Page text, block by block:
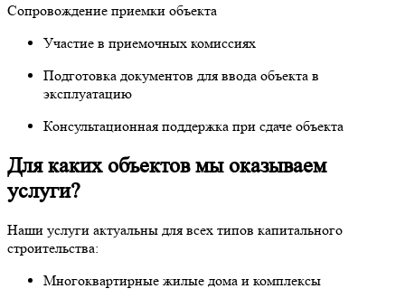
Сопровождение приемки объекта
Участие в приемочных комиссиях
Подготовка документов для ввода объекта в
эксплуатацию
Консультационная поддержка при сдаче объекта
Для каких объектов мы оказываем
услуги?
Наши услуги актуальны для всех типов капитального
строительства:
Многоквартирные жилые дома и комплексы